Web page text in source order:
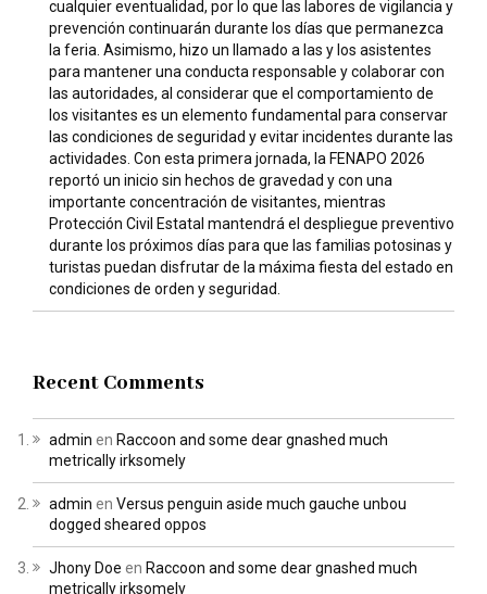
cualquier eventualidad, por lo que las labores de vigilancia y
prevención continuarán durante los días que permanezca
la feria. Asimismo, hizo un llamado a las y los asistentes
para mantener una conducta responsable y colaborar con
las autoridades, al considerar que el comportamiento de
los visitantes es un elemento fundamental para conservar
las condiciones de seguridad y evitar incidentes durante las
actividades. Con esta primera jornada, la FENAPO 2026
reportó un inicio sin hechos de gravedad y con una
importante concentración de visitantes, mientras
Protección Civil Estatal mantendrá el despliegue preventivo
durante los próximos días para que las familias potosinas y
turistas puedan disfrutar de la máxima fiesta del estado en
condiciones de orden y seguridad.
Recent Comments
admin en Raccoon and some dear gnashed much
metrically irksomely
admin en Versus penguin aside much gauche unbou
dogged sheared oppos
Jhony Doe en Raccoon and some dear gnashed much
metrically irksomely